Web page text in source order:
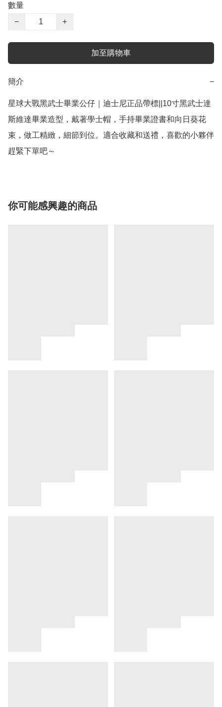
數量
−
+
加至購物車
簡介 −
星球大戰黑武士畢業公仔｜迪士尼正品帶標||10寸黑武士達
斯維達畢業造型，戴著學士帽，手持畢業證書和向日葵花
束，做工精緻，細節到位。適合收藏和送禮，喜歡的小夥伴
趕緊下單吧～
你可能感興趣的商品